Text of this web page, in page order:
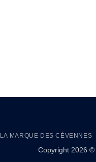
LA MARQUE DES CÉVENNES
Copyright 2026 ©